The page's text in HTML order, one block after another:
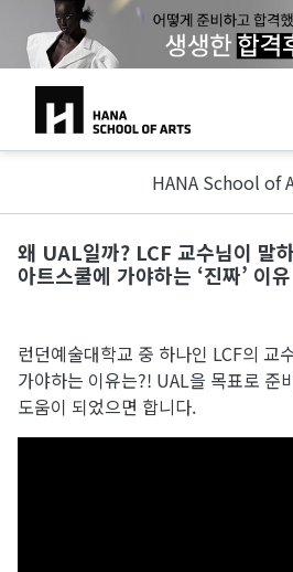
하나스쿨
HANA School of
왜 UAL일까? LCF 교수님이 말
아트스쿨에 가야하는 ‘진짜’ 이유
런던예술대학교 중 하나인 LCF의 교
가야하는 이유는?! UAL을 목표로 준
도움이 되었으면 합니다.